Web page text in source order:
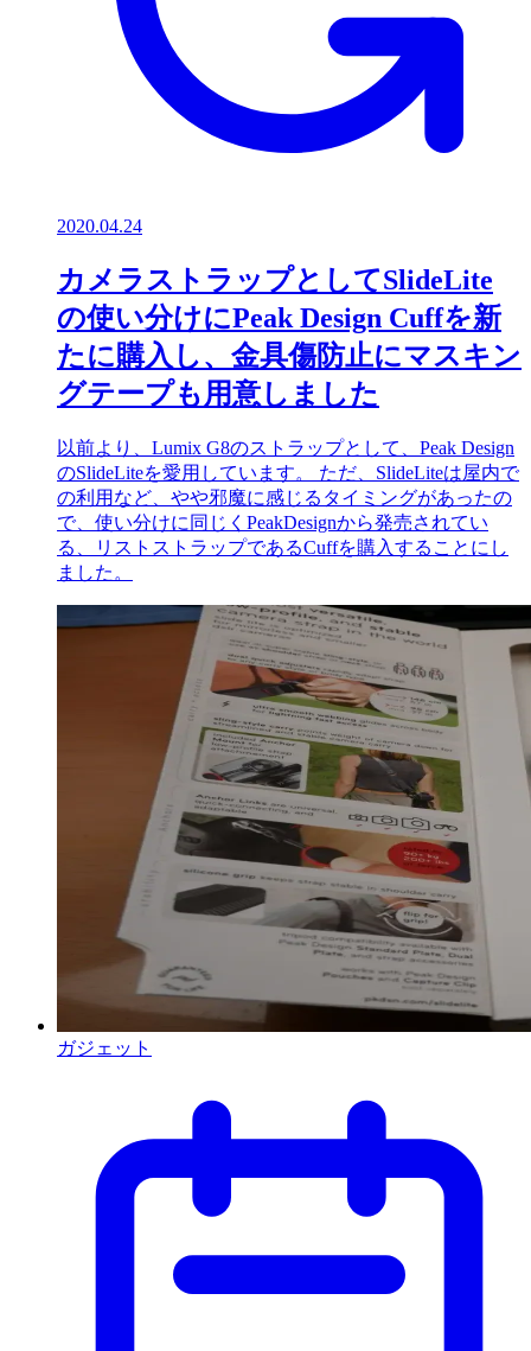
2020.04.24
カメラストラップとしてSlideLite
の使い分けにPeak Design Cuffを新
たに購入し、金具傷防止にマスキン
グテープも用意しました
以前より、Lumix G8のストラップとして、Peak Design
のSlideLiteを愛用しています。 ただ、SlideLiteは屋内で
の利用など、やや邪魔に感じるタイミングがあったの
で、使い分けに同じくPeakDesignから発売されてい
る、リストストラップであるCuffを購入することにし
ました。
ガジェット